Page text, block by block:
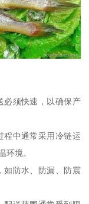
必须快速，以确保产
程中通常采用冷链运
环境。
如防水、防漏、防震